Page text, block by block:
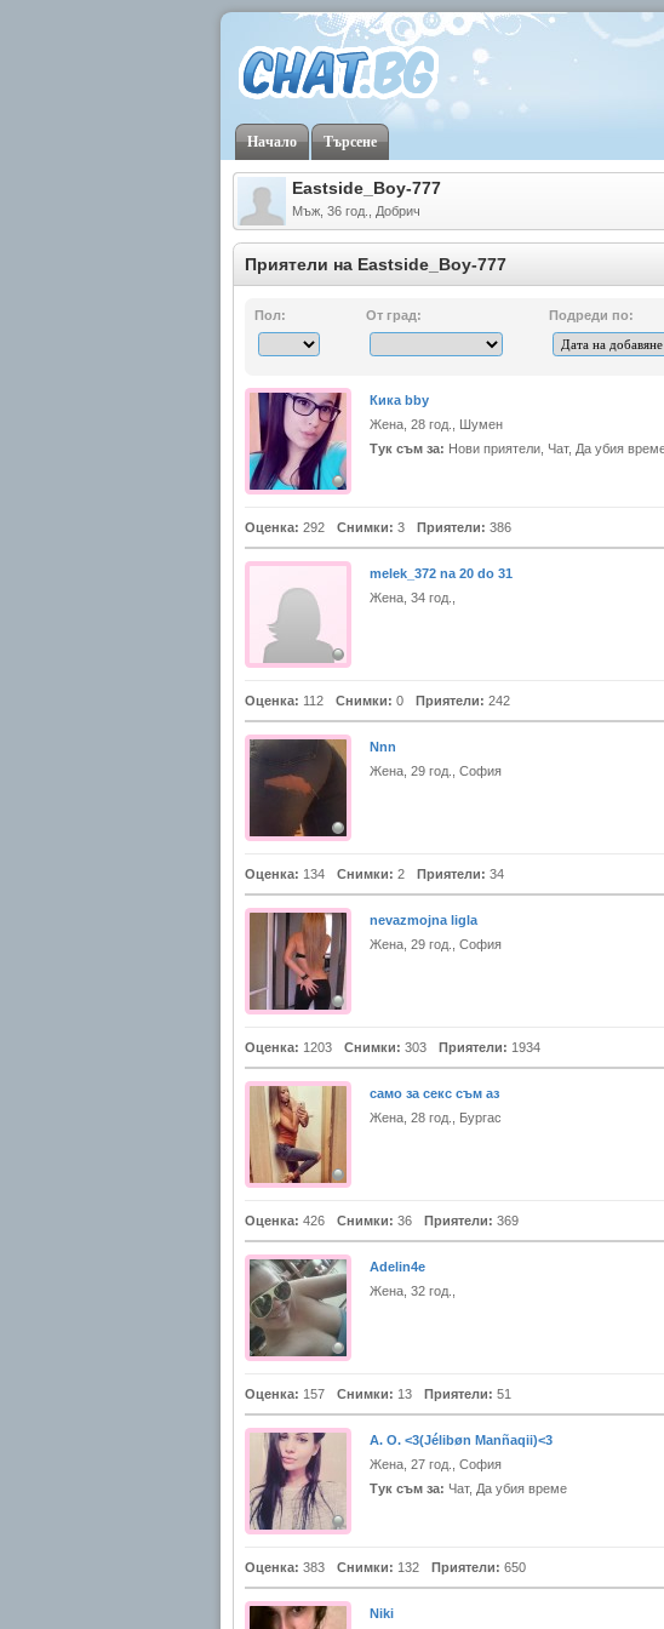
Начало Търсене
Eastside_Boy-777
Мъж, 36 год., Добрич
Приятели на Eastside_Boy-777
Пол: От град: Подреди по:
Кика bby
Жена, 28 год., Шумен
Тук съм за: Нови приятели, Чат, Да убия
Оценка: 292 Снимки: 3 Приятели: 386
melek_372 na 20 do 31
Жена, 34 год.,
Оценка: 112 Снимки: 0 Приятели: 242
Nnn
Жена, 29 год., София
Оценка: 134 Снимки: 2 Приятели: 34
nevazmojna ligla
Жена, 29 год., София
Оценка: 1203 Снимки: 303 Приятели: 1934
само за секс съм аз
Жена, 28 год., Бургас
Оценка: 426 Снимки: 36 Приятели: 369
Adelin4e
Жена, 32 год.,
Оценка: 157 Снимки: 13 Приятели: 51
A. O. <3(Jélibøn Manñaqii)<3
Жена, 27 год., София
Тук съм за: Чат, Да убия време
Оценка: 383 Снимки: 132 Приятели: 650
Niki